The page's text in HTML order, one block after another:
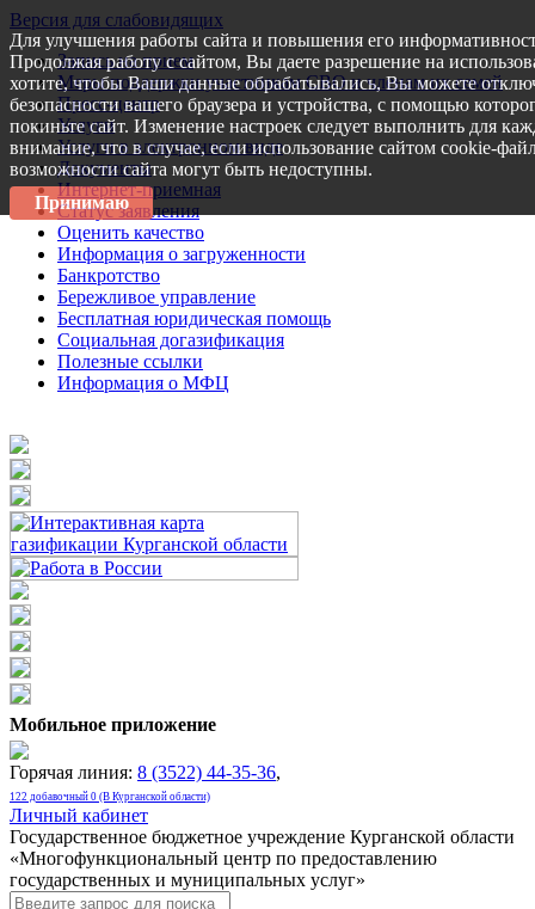
Версия для слабовидящих
Запись на прием
Меры поддержки участникам СВО и членам их семей
Пресс-центр
Услуги
Услуги в электронном виде
Документы
Интернет-приемная
Статус заявления
Оценить качество
Информация о загруженности
Банкротство
Бережливое управление
Бесплатная юридическая помощь
Социальная догазификация
Полезные ссылки
Информация о МФЦ
Мобильное приложение
Горячая линия: 8 (3522) 44-35-36,
122 добавочный 0 (В Курганской области)
Личный кабинет
Государственное бюджетное учреждение Курганской области
«Многофункциональный центр по предоставлению
государственных и муниципальных услуг»
Для улучшения работы сайта и повышения его
Продолжая работу с сайтом, Вы даете разрешение на
хотите, чтобы Ваши данные обрабатывались, Вы можете
безопасности вашего браузера и устройства, с помощью
покиньте сайт. Изменение настроек следует выполнить для
внимание, что в случае, если использование сайтом cookie-
возможности сайта могут быть недоступны.
Принимаю